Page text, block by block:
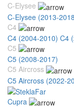
C-Elysee
C-Elysee (2013-
C4
C4 (2004-2010) C4
C5
C5 (2008-2017)
C5 Aircross
C5 Aircross (2022-
Cupra